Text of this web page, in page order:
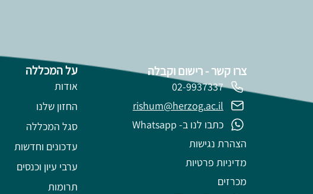
צרו קשר - רישום וקבלה
02-9937337
rishum@herzog.ac.il
כתבו לנו ב- Whatsapp
הצהרת נגישות
מדיניות פרטיות
מכרזים
על המכללה
אודות
החזון שלנו
סגל המכללה
עדכונים וחדשות
ערבי עיון וכנסים
תרומות